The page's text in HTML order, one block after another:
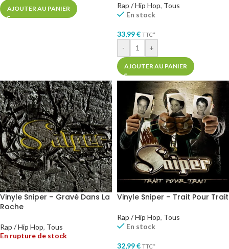
AJOUTER AU PANIER Rap / Hip Hop, Tous
En stock
33,99€ TTC*
- +
AJOUTER AU PANIER
Vinyle Sniper – Gravé Dans La
Roche
Rap / Hip Hop, Tous
En rupture de stock
Vinyle Sniper – Trait Pour Trait
Rap / Hip Hop, Tous
En stock
32,99€ TTC*